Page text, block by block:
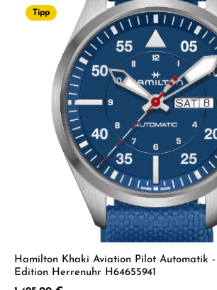
Tipp
Hamilton Khaki Aviation Pilot Automatik
Edition Herrenuhr H64655941